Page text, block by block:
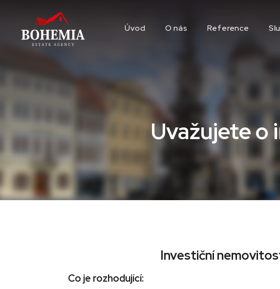
Úvod O nás Reference
Uvažujete
Investiční
Co je rozhodující: